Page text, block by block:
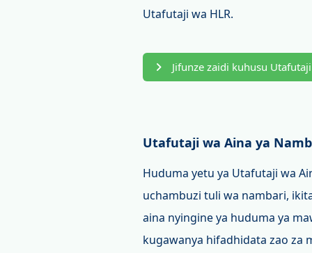
Utafutaji wa HLR.
Jifunze zaidi kuhusu
Utafutaji wa Aina ya
Huduma yetu ya Utafutaji wa
uchambuzi tuli wa nambari,
aina nyingine ya huduma ya
kugawanya hifadhidata zao za